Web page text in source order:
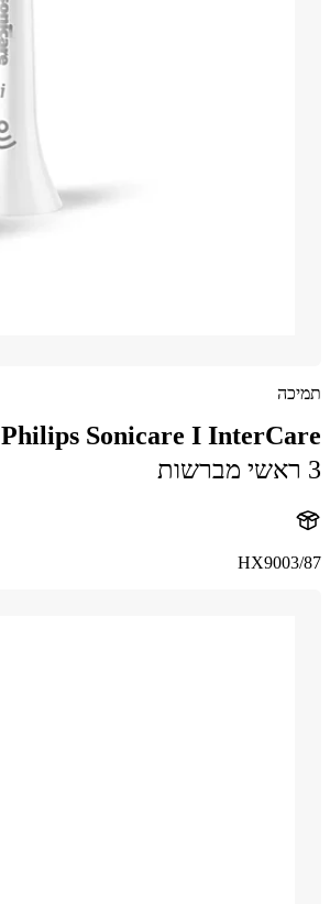
תמיכה
Philips Sonicare I InterCare
3 ראשי מברשות
HX9003/87